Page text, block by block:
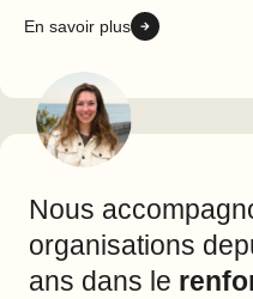
En savoir plus
Nous
organisations
ans dans le